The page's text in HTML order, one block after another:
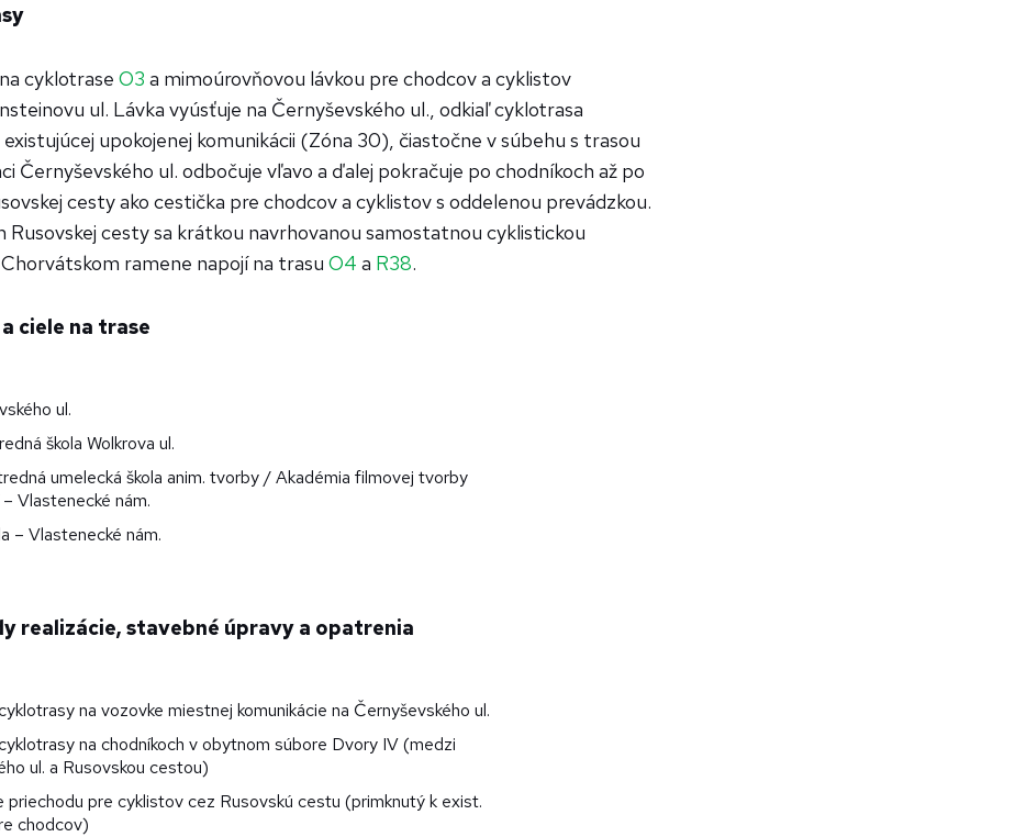
cyklotrase O3 a mimoúrovňovou lávkou pre chodcov a cyklistov
ul. Lávka vyúsťuje na Černyševského ul., odkiaľ cyklotrasa
upokojenej komunikácii (Zóna 30), čiastočne v súbehu s trasou
Černyševského ul. odbočuje vľavo a ďalej pokračuje po chodníkoch až po
cesty ako cestička pre chodcov a cyklistov s oddelenou prevádzkou.
Rusovskej cesty sa krátkou navrhovanou samostatnou cyklistickou
ramene napojí na trasu O4 a R38.
ciele na trase
ul.
škola Wolkrova ul.
umelecká škola anim. tvorby / Akadémia filmovej tvorby
Vlastenecké nám.
– Vlastenecké nám.
realizácie, stavebné úpravy a opatrenia
na vozovke miestnej komunikácie na Černyševského ul.
na chodníkoch v obytnom súbore Dvory IV (medzi
ul. a Rusovskou cestou)
priechodu pre cyklistov cez Rusovskú cestu (primknutý k exist.
chodcov)